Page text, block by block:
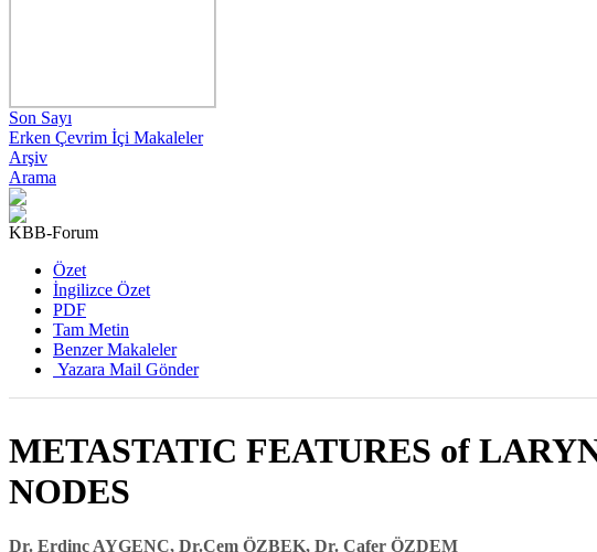
Son Sayı
Erken Çevrim İçi Makaleler
Arşiv
Arama
KBB-Forum
Özet
İngilizce Özet
PDF
Tam Metin
Benzer Makaleler
Yazara Mail Gönder
METASTATIC FEATURES of
NODES
Dr. Erdinç AYGENÇ, Dr.Cem ÖZBEK, Dr. Cafer ÖZDEM